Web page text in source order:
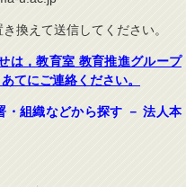
換えて送信してください。
は，教育室 教育推進グループ
てにご連絡ください。
・組織などから探す － 法人本